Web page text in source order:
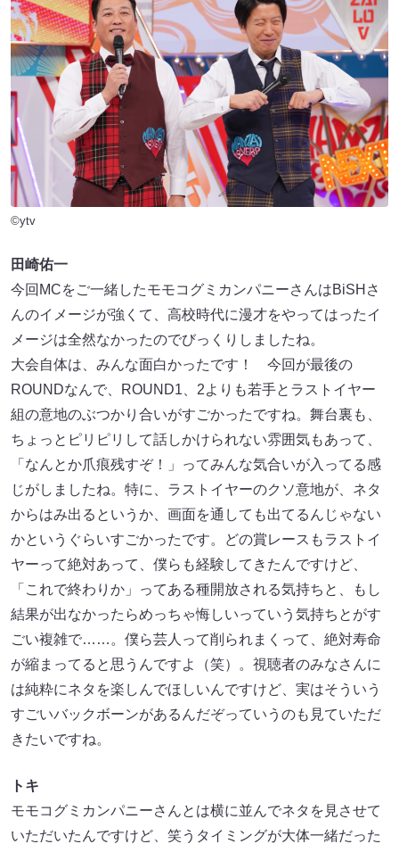
©ytv
田崎佑一
今回MCをご一緒したモモコグミカンパニーさんはBiSHさ
んのイメージが強くて、高校時代に漫才をやってはったイ
メージは全然なかったのでびっくりしましたね。
大会自体は、みんな面白かったです！ 今回が最後の
ROUNDなんで、ROUND1、2よりも若手とラストイヤー
組の意地のぶつかり合いがすごかったですね。舞台裏も、
ちょっとピリピリして話しかけられない雰囲気もあって、
「なんとか爪痕残すぞ！」ってみんな気合いが入ってる感
じがしましたね。特に、ラストイヤーのクソ意地が、ネタ
からはみ出るというか、画面を通しても出てるんじゃない
かというぐらいすごかったです。どの賞レースもラストイ
ヤーって絶対あって、僕らも経験してきたんですけど、
「これで終わりか」ってある種開放される気持ちと、もし
結果が出なかったらめっちゃ悔しいっていう気持ちとがす
ごい複雑で……。僕ら芸人って削られまくって、絶対寿命
が縮まってると思うんですよ（笑）。視聴者のみなさんに
は純粋にネタを楽しんでほしいんですけど、実はそういう
すごいバックボーンがあるんだぞっていうのも見ていただ
きたいですね。
トキ
モモコグミカンパニーさんとは横に並んでネタを見させて
いただいたんですけど、笑うタイミングが大体一緒だった